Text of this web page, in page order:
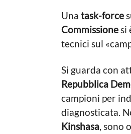
Una task-force
Commissionesi
tecnici sul
Si guarda con
Repubblica
campioni per
diagnosticata.
Kinshasa, sono